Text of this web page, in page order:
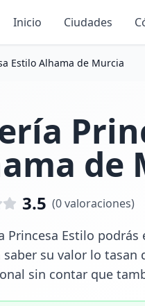
Inicio Ciudades
Estilo Alhama de Murcia
de
3.5 (0valoraciones)
Princesa Estilo
saber su valor lo
sin contar que